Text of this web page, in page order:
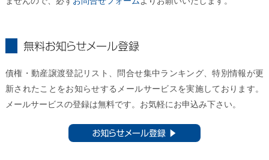
債権・動産譲渡登記リスト、問合せ集中ランキング、特別情報が更
新されたことをお知らせするメールサービスを実施しております。
メールサービスの登録は無料です。お気軽にお申込み下さい。